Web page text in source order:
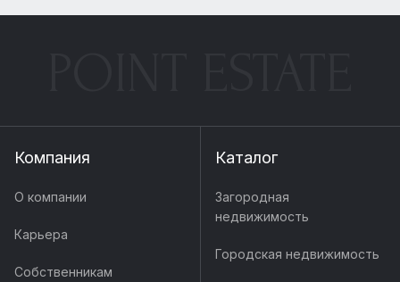
Компания
О компании
Карьера
Собственникам
Каталог
Загородная
недвижимость
Городская недвижимость